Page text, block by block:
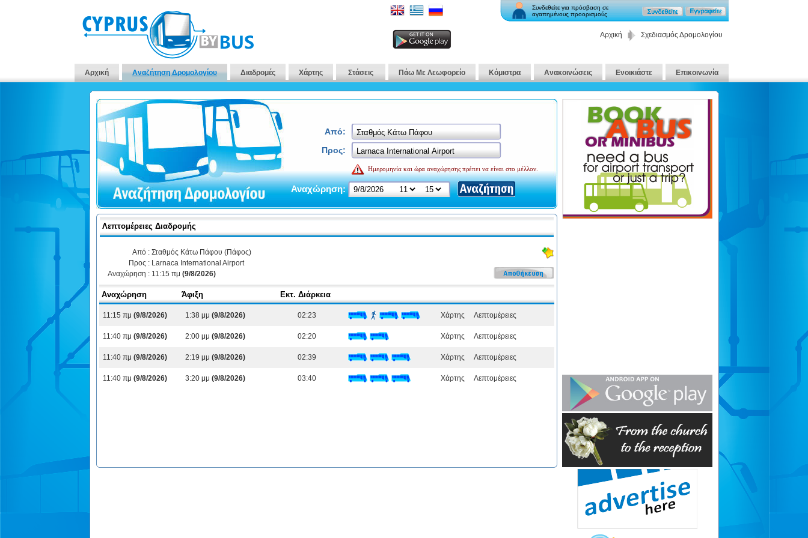
Συνδεθείτε για πρόσβαση σε
αγαπημένους προορισμούς
Αρχική Σχεδιασμός Δρομολογίου
Αρχική Αναζήτηση Δρομολογίου Διαδρομές Χάρτης Στάσεις Πάω Με Λεωφορείο Κόμιστρα Ανακοινώσεις Ενοικιάστε Επικοινωνία
Από:
Προς:
Ημερομηνία και ώρα αναχώρησης πρέπει να είναι στο μέλλον.
Αναχώρηση:
Λεπτομέρειες Διαδρομής
Από : Σταθμός Κάτω Πάφου (Πάφος)
Προς : Larnaca International Airport
Αναχώρηση : 11:15 πμ (9/8/2026)
Αναχώρηση Άφιξη Εκτ. Διάρκεια
11:15 πμ (9/8/2026) 1:38 μμ (9/8/2026) 02:23 Χάρτης Λεπτομέρειες
11:40 πμ (9/8/2026) 2:00 μμ (9/8/2026) 02:20 Χάρτης Λεπτομέρειες
11:40 πμ (9/8/2026) 2:19 μμ (9/8/2026) 02:39 Χάρτης Λεπτομέρειες
11:40 πμ (9/8/2026) 3:20 μμ (9/8/2026) 03:40 Χάρτης Λεπτομέρειες